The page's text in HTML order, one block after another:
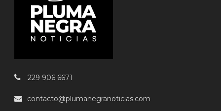
229 906 6671
contacto@plumanegranoticias.com